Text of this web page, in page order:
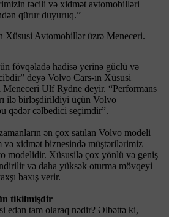
təcili və xidmət avtomobilləri
qürur duyuruq.”
Xüsusi Avtomobillər üzrə Meneceri.
fövqəladə hadisə yerinə güclü və
deyə Volvo Cars-ın Xüsusi
Ulf Rydne deyir. “Performans
ilə birləşdirildiyi üçün Volvo
qədər cəlbedici seçimdir”.
ən çox satılan Volvo modeli
və xidmət biznesində müştərilərimiz
modelidir. Xüsusilə çox yönlü və geniş
və daha yüksək oturma mövqeyi
baxış verir.
tikilmişdir
edən tam olaraq nədir? Əlbəttə ki,